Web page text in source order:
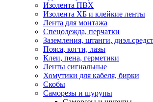
Изолента ПВХ
Изолента ХБ и клейкие ленты
Лента для монтажа
Спецодежда, перчатки
Заземления, штанги,
Пояса, когти, лазы
Клеи, пена, герметики
Ленты сигнальные
Хомутики для кабеля, бирки
Скобы
Саморезы и шурупы